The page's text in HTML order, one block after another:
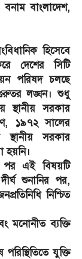
বাংলাদেশ,
হিসেবে
দেশের সিটি
পরিষদ চলছে
গুরুতর লঙ্ঘন। শুধু
স্থানীয় সরকার
১৯৭২ সালের
স্থানীয় সরকার
হয়নি।
পর এই বিষয়টি
শুনানির পর,
নিশ্চিত
মনোনীত ব্যক্তি
যুক্তি